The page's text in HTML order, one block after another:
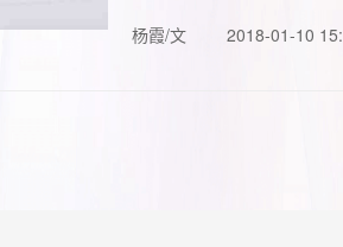
杨霞/文
2018-01-10